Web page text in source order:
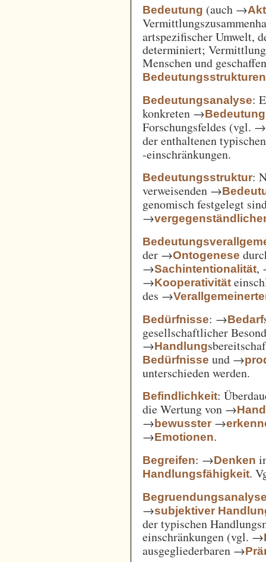
Bedeutung (auch →
artspezifischer Umwelt,
determiniert;
Menschen und
Bedeutungsstrukturen
Bedeutungsanalyse:
konkreten →
Forschungsfeldes (vgl. →
der enthaltenen
-einschränkungen.
Bedeutungsstruktur:
verweisenden →
genomisch festgelegt
→
der →Ontogenese
→Sachintentionalität,
→Kooperativität
des →
Bedürfnisse: →Bedarf
gesellschaftlicher
→Handlung
Bedürfnisse und →
unterschieden werden.
Befindlichkeit:
die Wertung von →
→bewusster →
→Emotionen.
Begreifen: →Denken
Handlungsfähigkeit.
→subjektiver
der typischen
einschränkungen (vgl. →
ausgegliederbaren →